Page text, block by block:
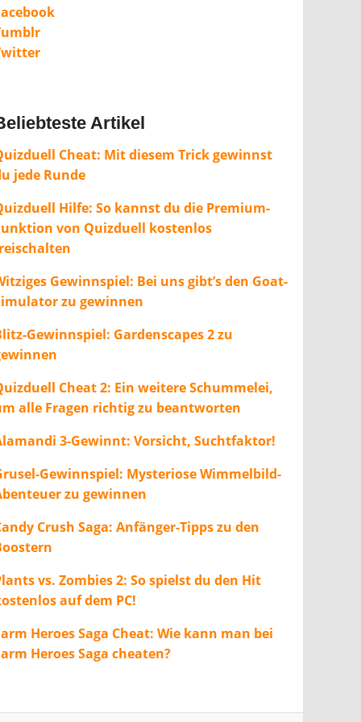
Artikel
Cheat: Mit diesem Trick gewinnst
jede Runde
Hilfe: So kannst du die Premium-
von Quizduell kostenlos
Gewinnspiel: Bei uns gibt’s den Goat-
zu gewinnen
Gewinnspiel: Gardenscapes 2 zu
Cheat 2: Ein weitere Schummelei,
alle Fragen richtig zu beantworten
3-Gewinnt: Vorsicht, Suchtfaktor!
Gewinnspiel: Mysteriose Wimmelbild-
zu gewinnen
Crush Saga: Anfänger-Tipps zu den
vs. Zombies 2: So spielst du den Hit
auf dem PC!
Heroes Saga Cheat: Wie kann man bei
Heroes Saga cheaten?